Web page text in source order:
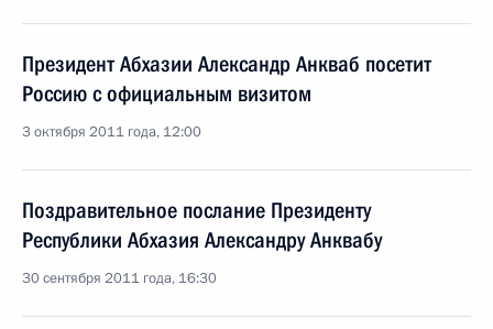
Президент Абхазии Александр Анкваб посетит
Россию с официальным визитом
3 октября 2011 года, 12:00
Поздравительное послание Президенту
Республики Абхазия Александру Анквабу
30 сентября 2011 года, 16:30